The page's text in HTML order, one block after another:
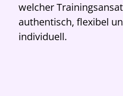
welcher
authentisch, flexibel
individuell.